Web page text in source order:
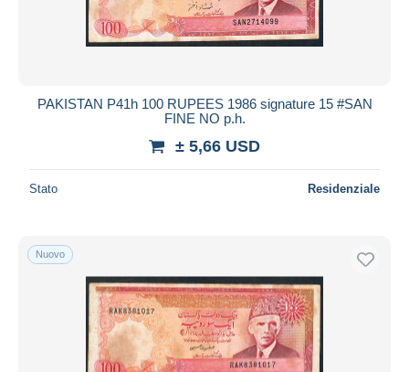
PAKISTAN P41h 100 RUPEES 1986 signature 15 #SAN
FINE NO p.h.
± 5,66 USD
Stato Residenziale
Nuovo